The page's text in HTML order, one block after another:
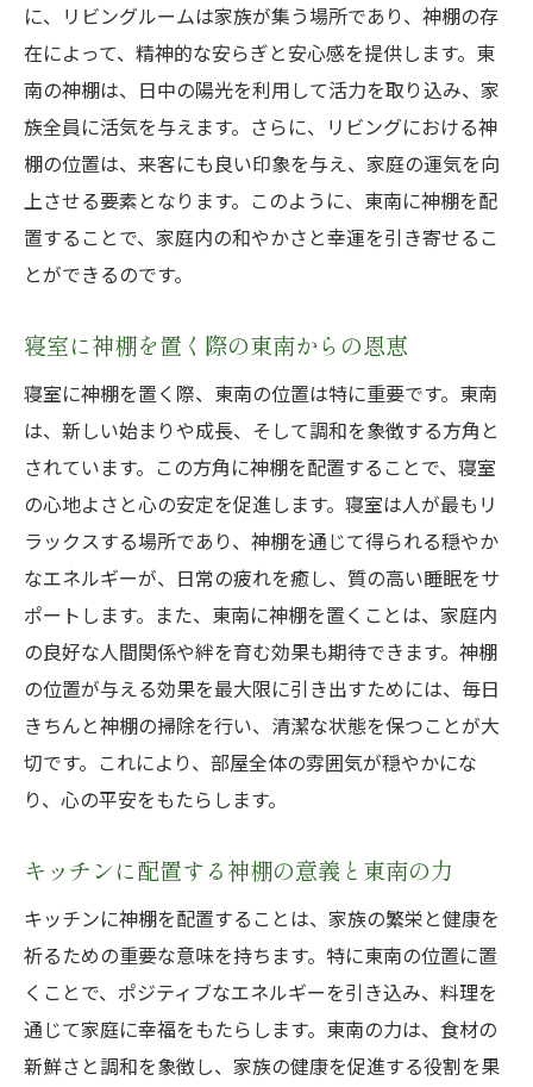
家族の健康を守るための神棚の選び方
南方住宅の特徴を活かした神棚配置の提案
家庭の調和を保つ神棚の配置南方住宅での具体
例と効用
共有スペースに神棚を置くことの利点
家族の絆を深める神棚の選び方と配置方法
南方住宅に適した神棚の選択肢と配置例
神棚と家庭のインテリアデザインの融合技
術
家族全員が安心できる神棚の配置ガイド
神棚を南方住宅にどのように配置すれば良いか
東南の力を引き出す秘訣
東南方位の神棚配置で得られる特別な利益
神棚を置くべき場所と避けるべき場所の違
い
南方住宅の特性に応じた神棚の配置法
東南に神棚を設置するための具体的ステッ
プ
家族の安全と健康を考慮した神棚配置の工
神棚によるスピリチュアルな恩恵を最大化
する方法
家族の生活動線を考慮した神棚位置南方住宅で
の設置ポイント
日常生活に調和をもたらす神棚の位置選び
家族の生活習慣に合わせた神棚の配置戦略
に、リビングルームは家族が集う場所であり、神棚の存
在によって、精神的な安らぎと安心感を提供します。東
南の神棚は、日中の陽光を利用して活力を取り込み、家
族全員に活気を与えます。さらに、リビングにおける神
棚の位置は、来客にも良い印象を与え、家庭の運気を向
上させる要素となります。このように、東南に神棚を配
置することで、家庭内の和やかさと幸運を引き寄せるこ
とができるのです。
寝室に神棚を置く際の東南からの恩恵
寝室に神棚を置く際、東南の位置は特に重要です。東南
は、新しい始まりや成長、そして調和を象徴する方角と
されています。この方角に神棚を配置することで、寝室
の心地よさと心の安定を促進します。寝室は人が最もリ
ラックスする場所であり、神棚を通じて得られる穏やか
なエネルギーが、日常の疲れを癒し、質の高い睡眠をサ
ポートします。また、東南に神棚を置くことは、家庭内
の良好な人間関係や絆を育む効果も期待できます。神棚
の位置が与える効果を最大限に引き出すためには、毎日
きちんと神棚の掃除を行い、清潔な状態を保つことが大
切です。これにより、部屋全体の雰囲気が穏やかにな
り、心の平安をもたらします。
キッチンに配置する神棚の意義と東南の力
キッチンに神棚を配置することは、家族の繁栄と健康を
祈るための重要な意味を持ちます。特に東南の位置に置
くことで、ポジティブなエネルギーを引き込み、料理を
通じて家庭に幸福をもたらします。東南の力は、食材の
新鮮さと調和を象徴し、家族の健康を促進する役割を果